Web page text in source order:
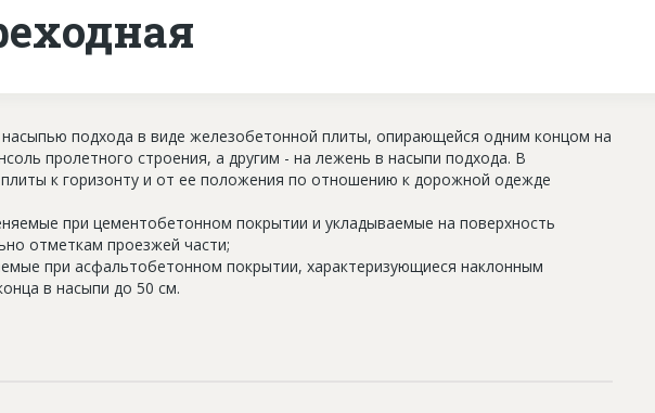
подхода в виде железобетонной плиты, опирающейся одним концом на
пролетного строения, а другим - на лежень в насыпи подхода. В
плиты к горизонту и от ее положения по отношению к дорожной одежде
при цементобетонном покрытии и укладываемые на поверхность
отметкам проезжей части;
при асфальтобетонном покрытии, характеризующиеся наклонным
в насыпи до 50 см.